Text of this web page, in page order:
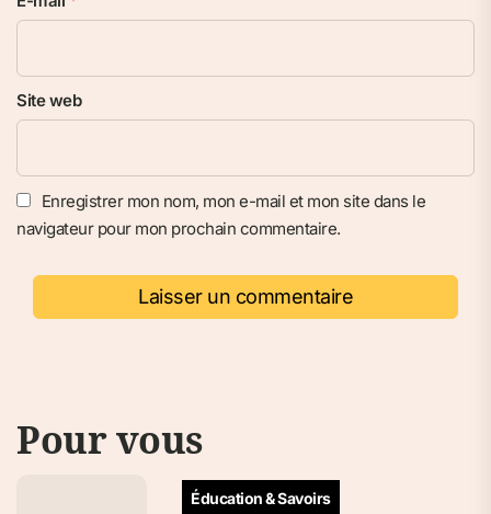
Site web
Enregistrer mon nom, mon e-mail et mon site dans le
navigateur pour mon prochain commentaire.
Pour vous
Éducation & Savoirs